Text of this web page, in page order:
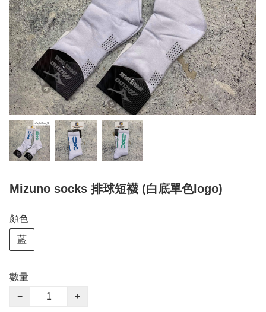
Mizuno socks 排球短襪 (白底單色logo)
顏色
藍
數量
−
+